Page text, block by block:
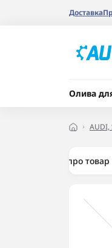
Доставка
Олива
AUDI,
Все про товар